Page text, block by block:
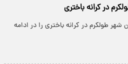
در کرانه باختری
طولکرم در کرانه باختری را در ادامه